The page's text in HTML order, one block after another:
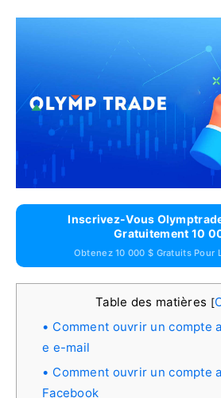
Inscrivez-Vous
Gratuitement 10
Obtenez 10 000 $ Gratuits Pour
Table des matières [
Comment ouvrir un compte
e e-mail
Comment ouvrir un compte
Facebook